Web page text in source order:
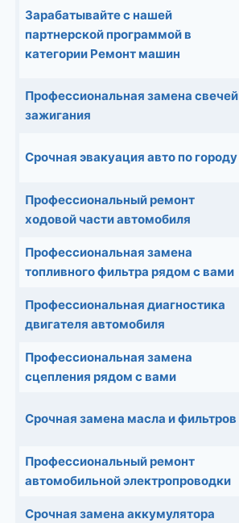
Зарабатывайте с нашей
партнерской программой в
категории Ремонт машин
Профессиональная замена свечей
зажигания
Срочная эвакуация авто по городу
Профессиональный ремонт
ходовой части автомобиля
Профессиональная замена
топливного фильтра рядом с вами
Профессиональная диагностика
двигателя автомобиля
Профессиональная замена
сцепления рядом с вами
Срочная замена масла и фильтров
Профессиональный ремонт
автомобильной электропроводки
Срочная замена аккумулятора